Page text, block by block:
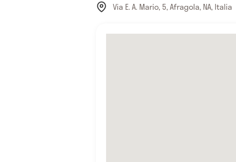
Via E. A. Mario, 5, Afragola, NA, Italia